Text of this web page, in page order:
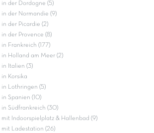
der Dordogne (5)
der Normandie (9)
der Picardie (2)
der Provence (8)
Frankreich (177)
Holland am Meer (2)
Italien (3)
Korsika
Lothringen (5)
Spanien (10)
Südfrankreich (30)
Indoorspielplatz & Hallenbad (9)
Ladestation (26)